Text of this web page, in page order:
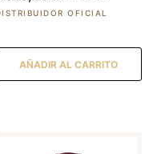
AÑADIR AL CARRITO